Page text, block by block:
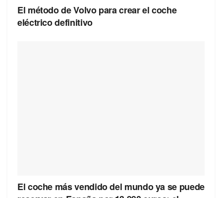
El método de Volvo para crear el coche
eléctrico definitivo
El coche más vendido del mundo ya se puede